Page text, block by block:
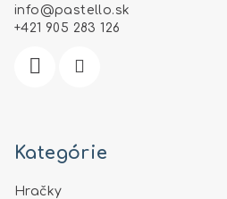
info @pastello.sk
+421 905 283 126
Kategórie
Hračky